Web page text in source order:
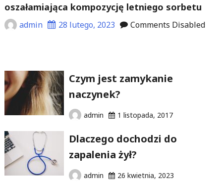
oszałamiająca kompozycję letniego sorbetu
admin 28 lutego, 2023 Comments Disabled
Czym jest zamykanie
naczynek?
admin 1 listopada, 2017
Dlaczego dochodzi do
zapalenia żył?
admin 26 kwietnia, 2023